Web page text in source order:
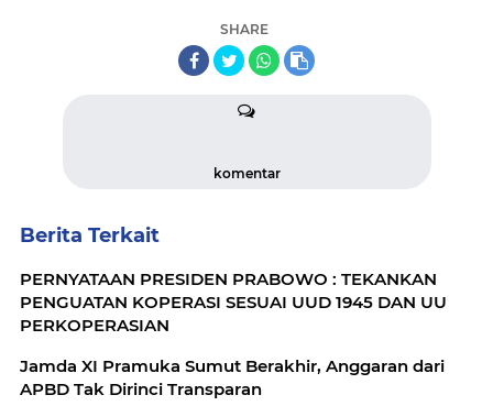
SHARE
komentar
Berita Terkait
PERNYATAAN PRESIDEN PRABOWO : TEKANKAN
PENGUATAN KOPERASI SESUAI UUD 1945 DAN UU
PERKOPERASIAN
Jamda XI Pramuka Sumut Berakhir, Anggaran dari
APBD Tak Dirinci Transparan